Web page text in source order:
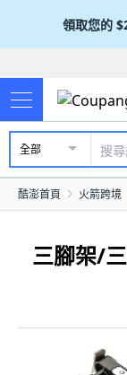
領取您的
全部
酷澎首頁 火箭跨境
三腳架/